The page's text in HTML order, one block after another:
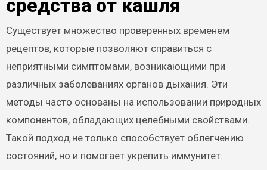
средства от кашля
Существует множество проверенных временем
рецептов, которые позволяют справиться с
неприятными симптомами, возникающими при
различных заболеваниях органов дыхания. Эти
методы часто основаны на использовании природных
компонентов, обладающих целебными свойствами.
Такой подход не только способствует облегчению
состояний, но и помогает укрепить иммунитет.